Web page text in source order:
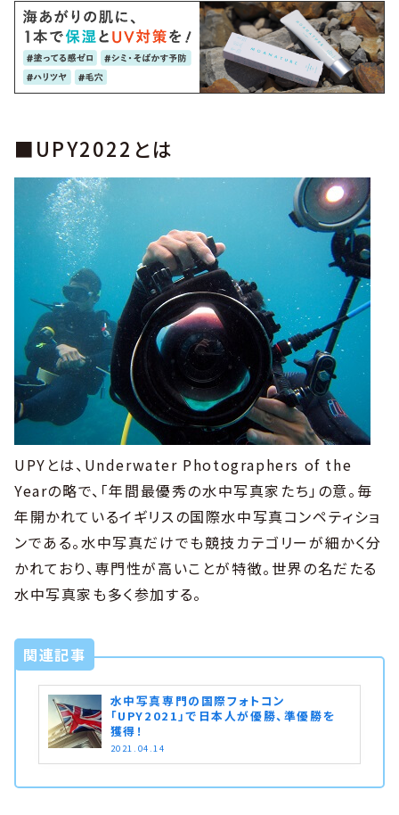
■UPY2022とは
UPYとは、Underwater Photographers of the
Yearの略で、「年間最優秀の水中写真家たち」の意。毎
年開かれているイギリスの国際水中写真コンペティショ
ンである。水中写真だけでも競技カテゴリーが細かく分
かれており、専門性が高いことが特徴。世界の名だたる
水中写真家も多く参加する。
関連記事
水中写真専門の国際フォトコン
「UPY2021」で日本人が優勝、準優勝を
獲得！
2021.04.14